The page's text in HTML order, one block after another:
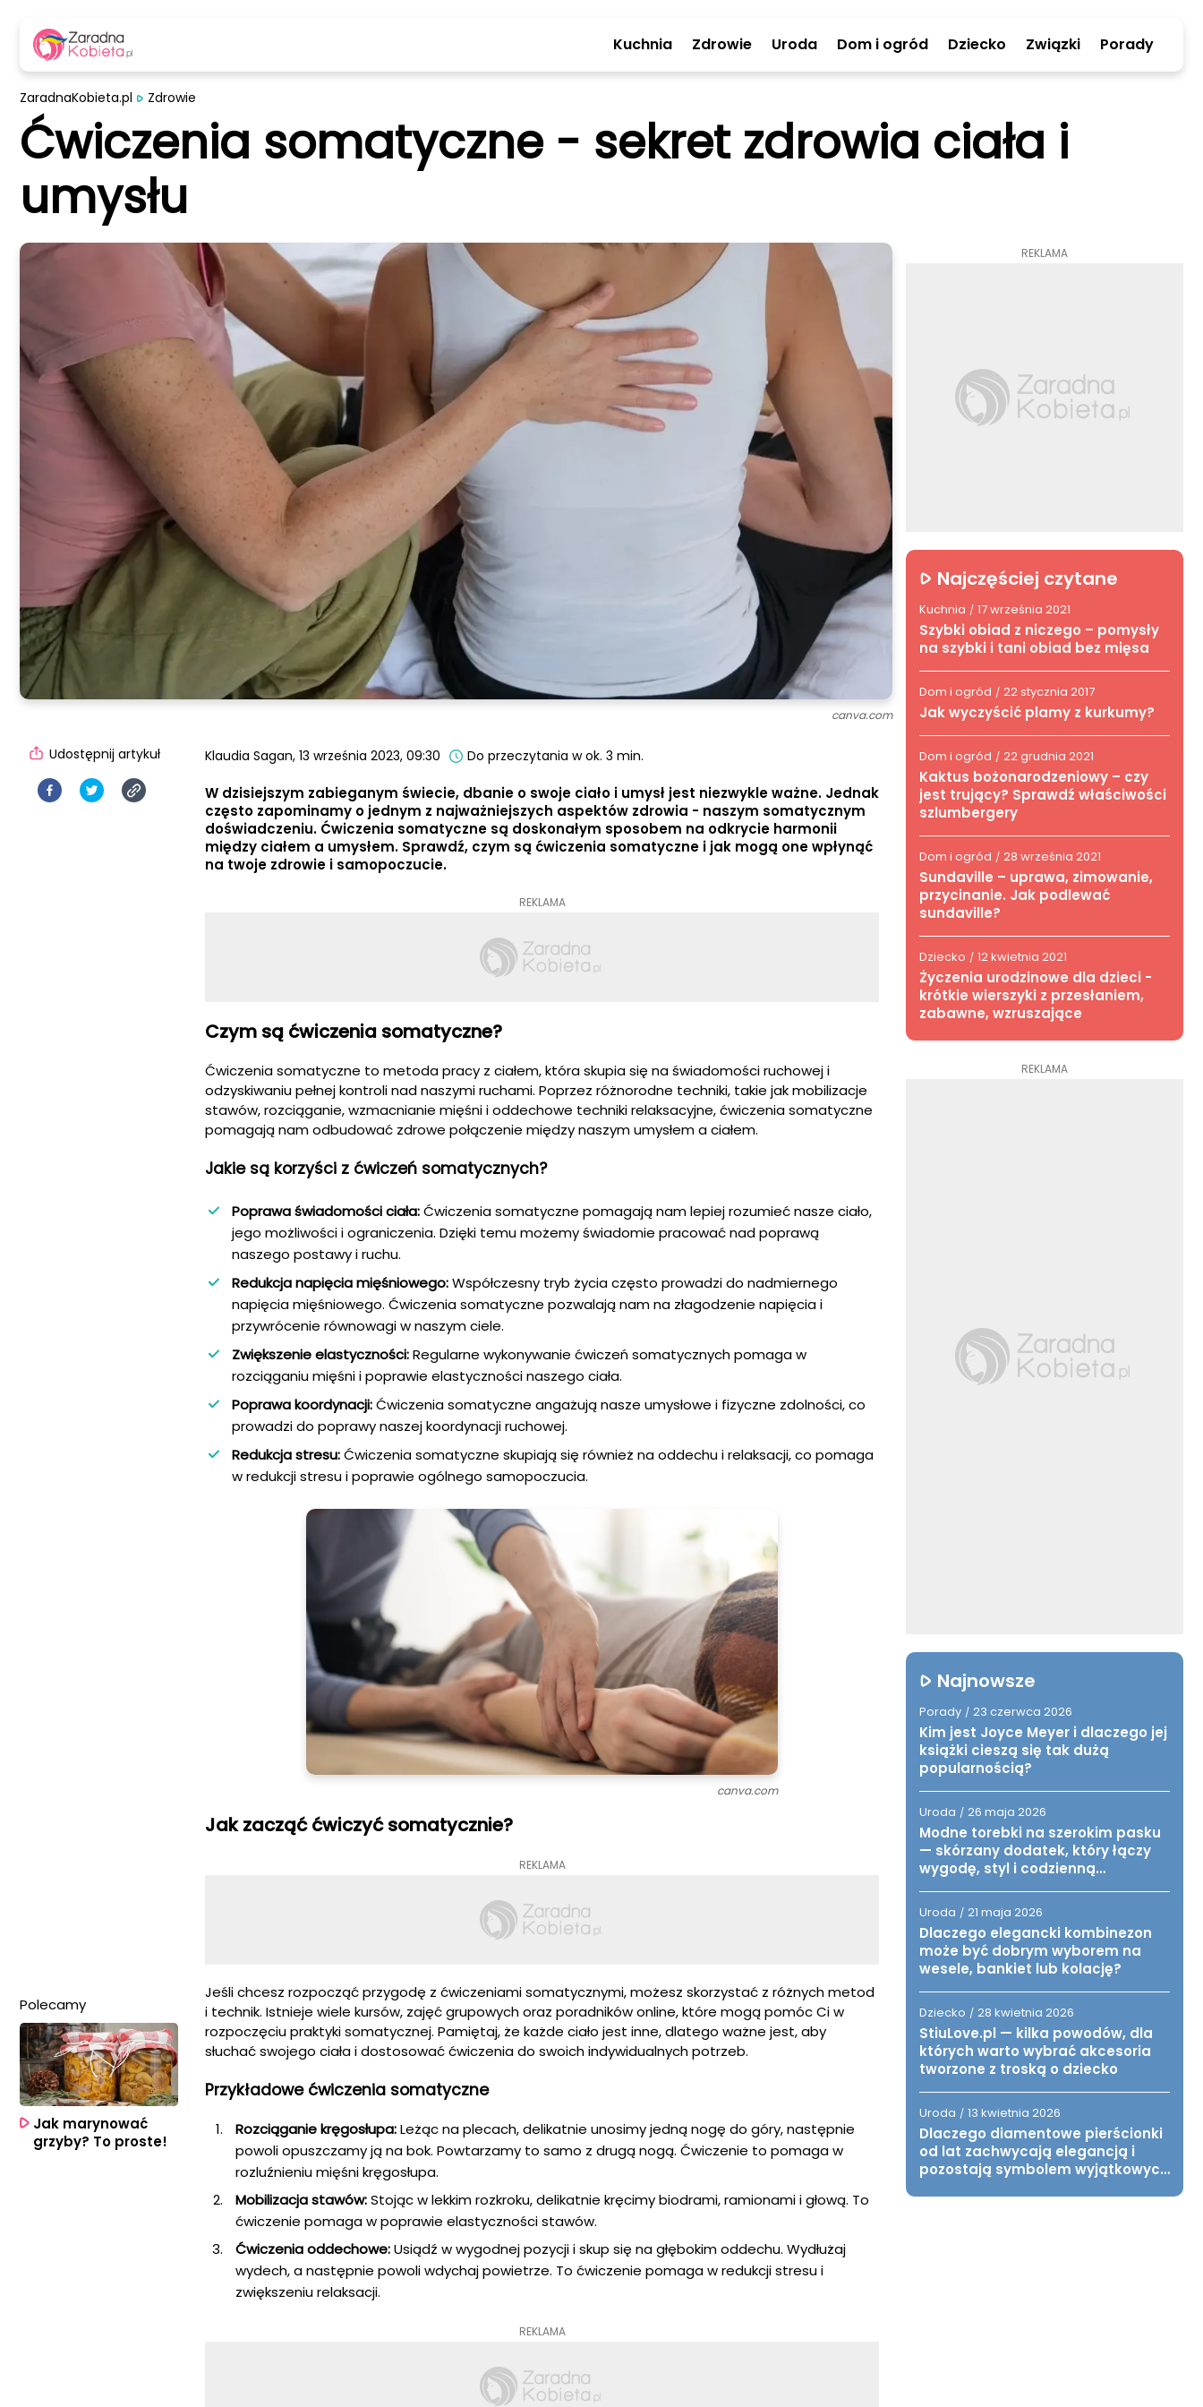
Kuchnia Zdrowie Uroda Dom i ogród Dziecko Związki Porady
canva.com
ZaradnaKobieta.pl Zdrowie
Ćwiczenia somatyczne - sekret zdrowia ciała i
umysłu
Klaudia Sagan, 13 września 2023, 09:30 Do przeczytania w ok. 3 min.
W dzisiejszym zabieganym świecie, dbanie o swoje ciało i umysł jest niezwykle ważne. Jednak
często zapominamy o jednym z najważniejszych aspektów zdrowia - naszym somatycznym
doświadczeniu. Ćwiczenia somatyczne są doskonałym sposobem na odkrycie harmonii
między ciałem a umysłem. Sprawdź, czym są ćwiczenia somatyczne i jak mogą one wpłynąć
na twoje zdrowie i samopoczucie.
REKLAMA
Czym są ćwiczenia somatyczne?
Ćwiczenia somatyczne to metoda pracy z ciałem, która skupia się na świadomości ruchowej i
odzyskiwaniu pełnej kontroli nad naszymi ruchami. Poprzez różnorodne techniki, takie jak mobilizacje
stawów, rozciąganie, wzmacnianie mięśni i oddechowe techniki relaksacyjne, ćwiczenia somatyczne
pomagają nam odbudować zdrowe połączenie między naszym umysłem a ciałem.
Jakie są korzyści z ćwiczeń somatycznych?
Poprawa świadomości ciała:Ćwiczenia somatyczne pomagają nam lepiej rozumieć nasze ciało,
jego możliwości i ograniczenia. Dzięki temu możemy świadomie pracować nad poprawą
naszego postawy i ruchu.
Redukcja napięcia mięśniowego:Współczesny tryb życia często prowadzi do nadmiernego
napięcia mięśniowego. Ćwiczenia somatyczne pozwalają nam na złagodzenie napięcia i
przywrócenie równowagi w naszym ciele.
Zwiększenie elastyczności:Regularne wykonywanie ćwiczeń somatycznych pomaga w
rozciąganiu mięśni i poprawie elastyczności naszego ciała.
Poprawa koordynacji:Ćwiczenia somatyczne angażują nasze umysłowe i fizyczne zdolności, co
prowadzi do poprawy naszej koordynacji ruchowej.
Redukcja stresu:Ćwiczenia somatyczne skupiają się również na oddechu i relaksacji, co pomaga
w redukcji stresu i poprawie ogólnego samopoczucia.
canva.com
Jak zacząć ćwiczyć somatycznie?
REKLAMA
Jeśli chcesz rozpocząć przygodę z ćwiczeniami somatycznymi, możesz skorzystać z różnych metod
i technik. Istnieje wiele kursów, zajęć grupowych oraz poradników online, które mogą pomóc Ci w
rozpoczęciu praktyki somatycznej. Pamiętaj, że każde ciało jest inne, dlatego ważne jest, aby
słuchać swojego ciała i dostosować ćwiczenia do swoich indywidualnych potrzeb.
Przykładowe ćwiczenia somatyczne
Rozciąganie kręgosłupa:Leżąc na plecach, delikatnie unosimy jedną nogę do góry, następnie
powoli opuszczamy ją na bok. Powtarzamy to samo z drugą nogą. Ćwiczenie to pomaga w
rozluźnieniu mięśni kręgosłupa.
Mobilizacja stawów:Stojąc w lekkim rozkroku, delikatnie kręcimy biodrami, ramionami i głową. To
ćwiczenie pomaga w poprawie elastyczności stawów.
Ćwiczenia oddechowe:Usiądź w wygodnej pozycji i skup się na głębokim oddechu. Wydłużaj
wydech, a następnie powoli wdychaj powietrze. To ćwiczenie pomaga w redukcji stresu i
zwiększeniu relaksacji.
REKLAMA
Udostępnij artykuł
Polecamy
Jak marynować
grzyby? To proste!
REKLAMA
Najczęściej czytane
Kuchnia / 17 września 2021
Szybki obiad z niczego – pomysły
na szybki i tani obiad bez mięsa
Dom i ogród / 22 stycznia 2017
Jak wyczyścić plamy z kurkumy?
Dom i ogród / 22 grudnia 2021
Kaktus bożonarodzeniowy – czy
jest trujący? Sprawdź właściwości
szlumbergery
Dom i ogród / 28 września 2021
Sundaville – uprawa, zimowanie,
przycinanie. Jak podlewać
sundaville?
Dziecko / 12 kwietnia 2021
Życzenia urodzinowe dla dzieci -
krótkie wierszyki z przesłaniem,
zabawne, wzruszające
REKLAMA
Najnowsze
Porady / 23 czerwca 2026
Kim jest Joyce Meyer i dlaczego jej
książki cieszą się tak dużą
popularnością?
Uroda / 26 maja 2026
Modne torebki na szerokim pasku
— skórzany dodatek, który łączy
wygodę, styl i codzienną
Uroda / 21 maja 2026
Dlaczego elegancki kombinezon
może być dobrym wyborem na
wesele, bankiet lub kolację?
Dziecko / 28 kwietnia 2026
StiuLove.pl — kilka powodów, dla
których warto wybrać akcesoria
tworzone z troską o dziecko
Uroda / 13 kwietnia 2026
Dlaczego diamentowe pierścionki
od lat zachwycają elegancją i
pozostają symbolem wyjątkowych